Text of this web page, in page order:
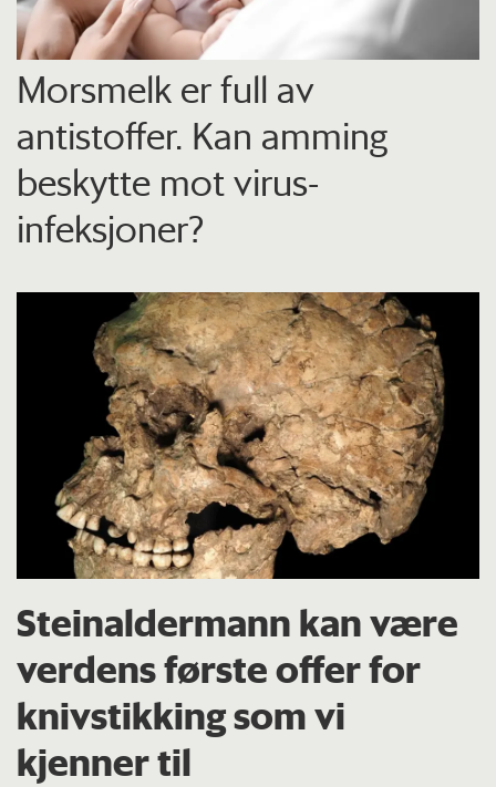
Morsmelk er full av
antistoffer. Kan amming
beskytte mot virus-
infeksjoner?
Steinaldermann kan være
verdens første offer for
knivstikking som vi
kjenner til